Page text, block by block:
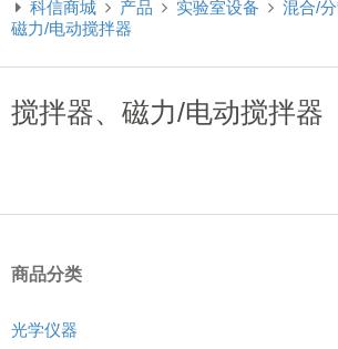
科信商城 产品 实验室设备 混合/
磁力/电动搅拌器
搅拌器、磁力/电动搅拌器
商品分类
光学仪器